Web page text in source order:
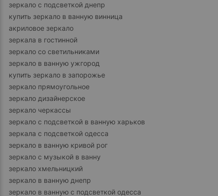
зеркало с подсветкой днепр
купить зеркало в ванную винница
акриловое зеркало
зеркала в гостинной
зеркало со светильниками
зеркало в ванную ужгород
купить зеркало в запорожье
зеркало прямоугольное
зеркало дизайнерское
зеркало черкассы
зеркало с подсветкой в ванную харьков
зеркала с подсветкой одесса
зеркало в ванную кривой рог
зеркало с музыкой в ванну
зеркало хмельницкий
зеркало в ванную днепр
зеркало в ванную с подсветкой одесса